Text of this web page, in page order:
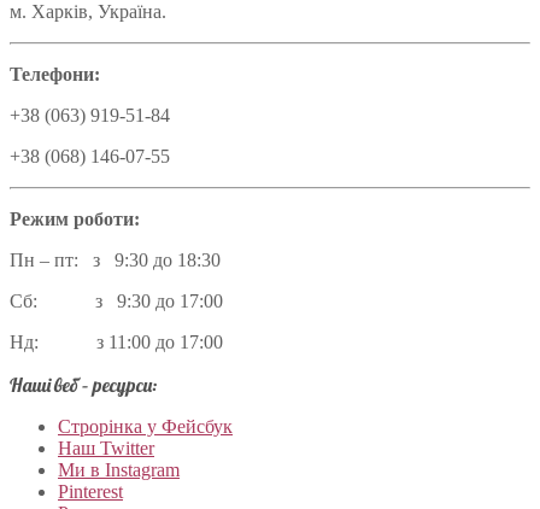
м. Харків, Україна.
Телефони:
+38 (063) 919-51-84
+38 (068) 146-07-55
Режим роботи:
Пн – пт: з 9:30 до 18:30
Сб: з 9:30 до 17:00
Нд: з 11:00 до 17:00
Наші веб – ресурси:
Строрінка у Фейсбук
Наш Twitter
Ми в Instagram
Pinterest